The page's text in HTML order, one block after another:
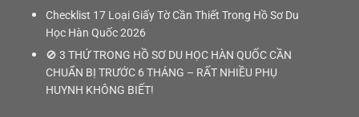
Checklist 17 Loại Giấy Tờ Cần Thiết Trong Hồ Sơ Du
Học Hàn Quốc 2026
🚫 3 THỨ TRONG HỒ SƠ DU HỌC HÀN QUỐC CẦN
CHUẨN BỊ TRƯỚC 6 THÁNG – RẤT NHIỀU PHỤ
HUYNH KHÔNG BIẾT!